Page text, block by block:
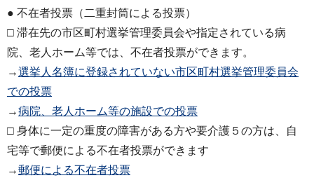
● 不在者投票（二重封筒による投票）
□ 滞在先の市区町村選挙管理委員会や指定されている病
院、老人ホーム等では、不在者投票ができます。
→選挙人名簿に登録されていない市区町村選挙管理委員会
での投票
→病院、老人ホーム等の施設での投票
□ 身体に一定の重度の障害がある方や要介護５の方は、自
宅等で郵便による不在者投票ができます
→郵便による不在者投票